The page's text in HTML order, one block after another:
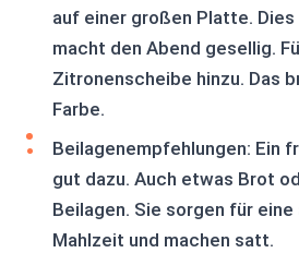
auf einer großen Platte.
macht den Abend gesellig.
Zitronenscheibe hinzu. Das
Farbe.
Beilagenempfehlungen: Ein
gut dazu. Auch etwas Brot
Beilagen. Sie sorgen für
Mahlzeit und machen satt.